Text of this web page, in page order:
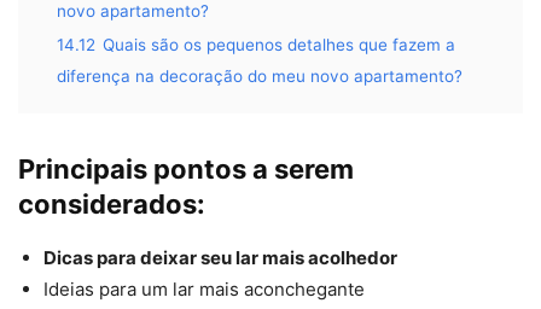
novo apartamento?
14.12 Quais são os pequenos detalhes que fazem a
diferença na decoração do meu novo apartamento?
Principais pontos a serem
considerados:
Dicas para deixar seu lar mais acolhedor
Ideias para um lar mais aconchegante